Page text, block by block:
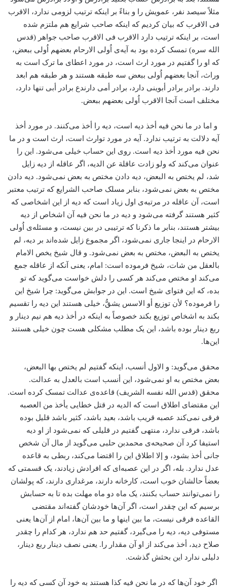
مثلاً سیصد نفر، عمویش را و بناءً بر اینکه ترتیب لزومی ندارد، الاقرب
فی الاقرب که بیان کردیم که اینکه صاحب شرایع هم ملتزم شده
است، بر اینکه ترتیب دارد الاقرب فی الاقرب صاحب جواهر (قدس
الله سره) تمسک کرده بود به آیه‌ی اُولی الارحام بعضهم اُولی ببعض،
که او را گفتیم در مورد ارث است، در مورد اعطای ما ترک است به
وراث، آنجا بعضهم اُولی ببعض سه طبقه هستند و هر طبقه هم ابعد
دارند. برادر برادر أبوینی دارد، برادر أمی دارندع برادر أبی تنها دارد،
مختلف است آنجا الاقرب اُولی بعضهم ببعض.
و اما در ما نحن فیه أخذ دیه است، دیه را أخذ می‌کنند. در مورد أخذ
آیه دلالت به ترتیب ندارد. آیه در مورد توارث است، ارث است و در ما
نحن فیه مورد أخذ دیه است. روی این حساب خیلی می‌شود. این را
عنوان می‌کند که ولو زادت عاقلة عن الدیه، اگر عاقله از دیه زایل
شد، لم یختص به البعض، دیه دادن مختص به بعض نمی‌شود. دیه دادن
مختص به بعض نمی‌شود، بنابر مسلک صاحب الشرایع که ترتیب معتبر
است، آن عاقله در مرتبه‌ی اول زیاد است که دیه از این اشخاصی که
کثیر هستند گرفته می‌شود و دیه در ما نحن فیه آن اشخاص از دیه
بیشتر هستند، بنابر ما ذکرنا که ترتیبی در بین نیست، و مسئله‌ی اُولی
الارحام در اینجا جاری نمی‌شود، اگر مجموع زایل شده‌اند بر دیه، لم
یختص به البعض، مختص به بعض نمی‌شود. و قال شیخ یخص الامام
بالعقل من شات، شیخ فرموده است: امام، یعنی آنکه از عاقله جمع
می‌کند او مختص می‌کند هر کسی را دلش خواست می‌گوید که تو
بده، که این فتوای شیخ است. این در جوابش می‌گوید: چرا شیخ این
را فرموده؟ لأن توزیع أو الاسس یشقُّ، خیلی هستند این دیه را تقسیم
بکند به اشخاص توزیع بکند خصوصاً به اینکه در أخذ دیه هم نیم دینار و
ربع دینار بوده باشد، این یک مطلب مشکلی هست چون خیلی هستند
این‌ها.
محقق می‌گوید: و الاول أنسب، اینکه گفتیم لم یختص بها البعض،
بعض مختص به او نمی‌شود، این أنسب است بالعدل به عدالت.
محقق (قدس الله نفسه الشریف) قاعده‌ی عدالت تمسک کرده است.
این مقتضای اطلاق است که الدیه در قتل خطایی یأخذ من العصبه
فرقی نمی‌کند عصبه قریب باشد، بعید باشد، کثیر باشد قلیل بوده
باشد، فرقی ندارد، منتهی گفتیم در قلیلی که نمی‌شود از او دیه
استیفا کرد آن صحیحه‌ی محمد‌بن حلبی می‌گوید از مال آن شخص
جانی أخذ بشود، و إلا اطلاق این را اقتضا می‌کند، ربطی به قاعده
عدل ندارد. بله، اگر در این عصبه‌ای که افرادش زیادند، یک قسمتی که
بعضاً حالشان خوب است، کارخانه دارند، مرغداری دارند، که پولشان
را نمی‌توانند حساب بکنند، یک ماه دو ماه مهلت بده تا به حسابش
برسیم که این چقدر است، اگر آن‌ها خودشان گفته‌اند مقتضی
القاعده فرقی نیست، ما بین اینها و ما بین آن‌ها، امام از آن‌ها یعنی
مستوفی دیه، دیه را می‌گیرد، گفتیم حد هم ندارد، هر کدام را چقدر
صلاح دید، أخذ می‌کند از او آن مقدار را. یعنی نصف دینار ربع دینار،
دلیلی ندارد این بحثش گذشت.
اگر خود آن‌ها که در ما نحن فیه کذا هستند به خود آن کسی که دیه را